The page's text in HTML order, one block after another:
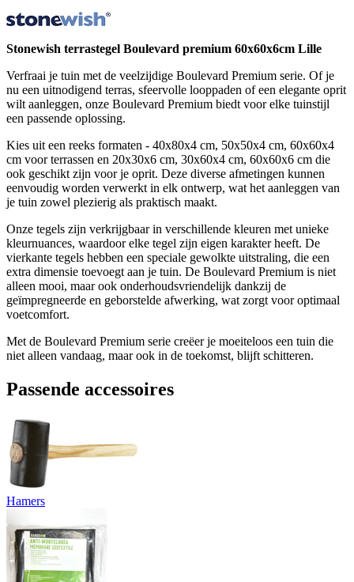
Stonewish terrastegel Boulevard premium 60x60x6cm Lille
Verfraai je tuin met de veelzijdige Boulevard Premium serie. Of je
nu een uitnodigend terras, sfeervolle looppaden of een elegante oprit
wilt aanleggen, onze Boulevard Premium biedt voor elke tuinstijl
een passende oplossing.
Kies uit een reeks formaten - 40x80x4 cm, 50x50x4 cm, 60x60x4
cm voor terrassen en 20x30x6 cm, 30x60x4 cm, 60x60x6 cm die
ook geschikt zijn voor je oprit. Deze diverse afmetingen kunnen
eenvoudig worden verwerkt in elk ontwerp, wat het aanleggen van
je tuin zowel plezierig als praktisch maakt.
Onze tegels zijn verkrijgbaar in verschillende kleuren met unieke
kleurnuances, waardoor elke tegel zijn eigen karakter heeft. De
vierkante tegels hebben een speciale gewolkte uitstraling, die een
extra dimensie toevoegt aan je tuin. De Boulevard Premium is niet
alleen mooi, maar ook onderhoudsvriendelijk dankzij de
geïmpregneerde en geborstelde afwerking, wat zorgt voor optimaal
voetcomfort.
Met de Boulevard Premium serie creëer je moeiteloos een tuin die
niet alleen vandaag, maar ook in de toekomst, blijft schitteren.
Passende accessoires
Hamers